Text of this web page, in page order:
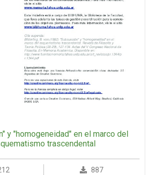
y "homogeneidad" en el marco del
trascendental
887